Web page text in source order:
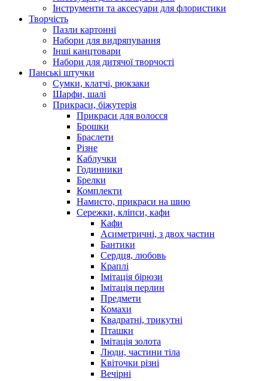
Інструменти та аксесуари для флористики
Творчість
Пазли картонні
Набори для видряпування
Інші канцтовари
Набори для дитячої творчості
Панські штучки
Сумки, клатчі, рюкзаки
Шарфи, шалі
Прикраси, біжутерія
Прикраси для волосся
Брошки
Браслети
Різне
Каблучки
Годинники
Брелки
Комплекти
Намисто, прикраси на шию
Сережки, кліпси, кафи
Кафи
Асиметричні, з двох частин
Бантики
Сердця, любовь
Краплі
Імітація бірюзи
Імітація перлин
Предмети
Комахи
Квадратні, трикутні
Пташки
Імітація золота
Люди, частини тіла
Квіточки різні
Вечірні